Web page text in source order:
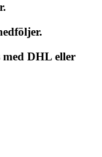
DHL eller